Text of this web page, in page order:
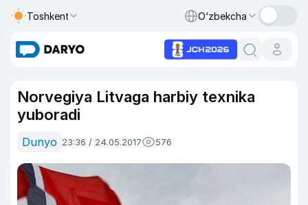
Toshkent O‘zbekcha
Norvegiya Litvaga harbiy texnika
yuboradi
Dunyo 23:36 / 24.05.2017 576